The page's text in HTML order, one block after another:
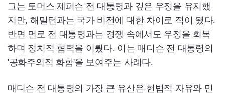
그는 토머스 제퍼슨 전 대통령과 깊은 우정을 유지했
지만, 해밀턴과는 국가 비전에 대한 차이로 적이 됐다.
반면 먼로 전 대통령과는 경쟁 속에서도 우정을 회복
하며 정치적 협력을 이뤘다. 이는 매디슨 전 대통령의
'공화주의적 화합'을 보여주는 사례다.
매디슨 전 대통령의 가장 큰 유산은 헌법적 자유와 민